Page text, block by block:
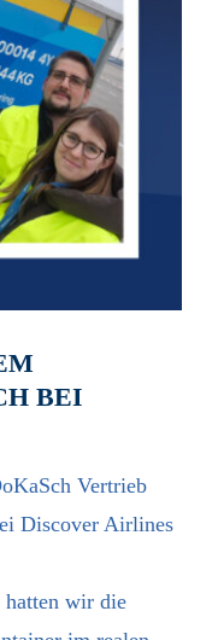
BEI
Vertrieb
Discover Airlines
hatten wir die